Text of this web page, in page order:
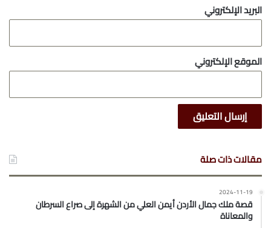
البريد الإلكتروني
الموقع الإلكتروني
مقالات ذات صلة
2024-11-19
قصة ملك جمال الأردن أيمن العلي من الشهرة إلى صراع السرطان
والمعاناة